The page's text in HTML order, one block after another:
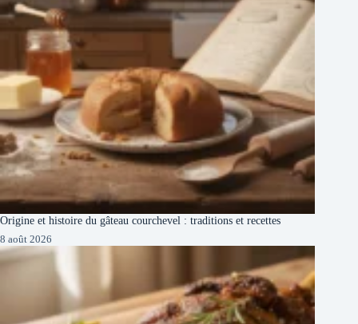
Origine et histoire du gâteau courchevel : traditions et recettes
8 août 2026